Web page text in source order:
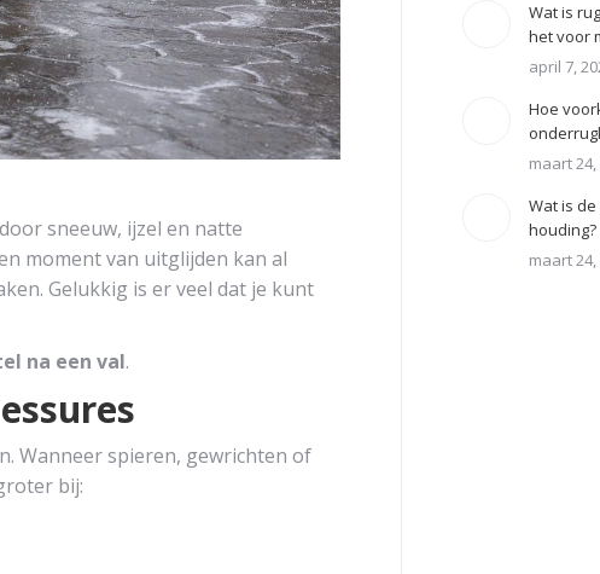
sneeuw, ijzel en natte
moment van uitglijden kan al
Gelukkig is er veel dat je kunt
na een val.
Wanneer spieren, gewrichten of
bij:
Wat is
het voor
april 7,
Hoe
maart 24,
Wat is
houding?
maart 24,